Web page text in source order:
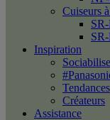
Cuiseurs
Inspiration
Tendances
Créateurs
Assistance